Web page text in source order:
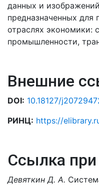
данных и
предназначенных для
отраслях экономики:
промышленности,
Внешние
DOI: 10.18127/
РИНЦ: https://
Ссылка
Девяткин Д. А.